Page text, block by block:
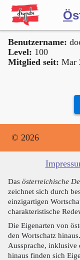
Ö
Benutzername:
Level: 100
Mitglied seit: Mar
© 2026
Das österreichische
zeichnet sich durch
einzigartigen
charakteristische
Die Eigenarten von
den Wortschatz
Aussprache,
hinaus finden sich